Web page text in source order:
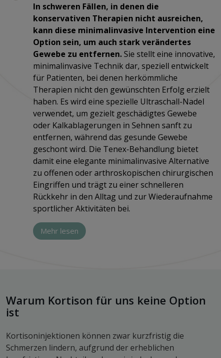
In schweren Fällen, in denen die
konservativen Therapien nicht ausreichen,
kann diese minimalinvasive Intervention eine
Option sein, um auch stark verändertes
Gewebe zu entfernen.Sie stellt eine innovative,
minimalinvasive Technik dar, speziell entwickelt
für Patienten, bei denen herkömmliche
Therapien nicht den gewünschten Erfolg erzielt
haben. Es wird eine spezielle Ultraschall-Nadel
verwendet, um gezielt geschädigtes Gewebe
oder Kalkablagerungen in Sehnen sanft zu
entfernen, während das gesunde Gewebe
geschont wird. Die Tenex-Behandlung bietet
damit eine elegante minimalinvasive Alternative
zu offenen oder arthroskopischen chirurgischen
Eingriffen und trägt zu einer schnelleren
Rückkehr in den Alltag und zur Wiederaufnahme
sportlicher Aktivitäten bei.
Mehr lesen
Warum Kortison für uns keine Option
ist
Kortisoninjektionen können zwar kurzfristig die
Schmerzen lindern, aufgrund der erheblichen